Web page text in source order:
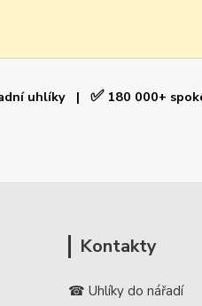
uhlíky | ✅180 000+
Kontakty
☎ Uhlíky do nářadí